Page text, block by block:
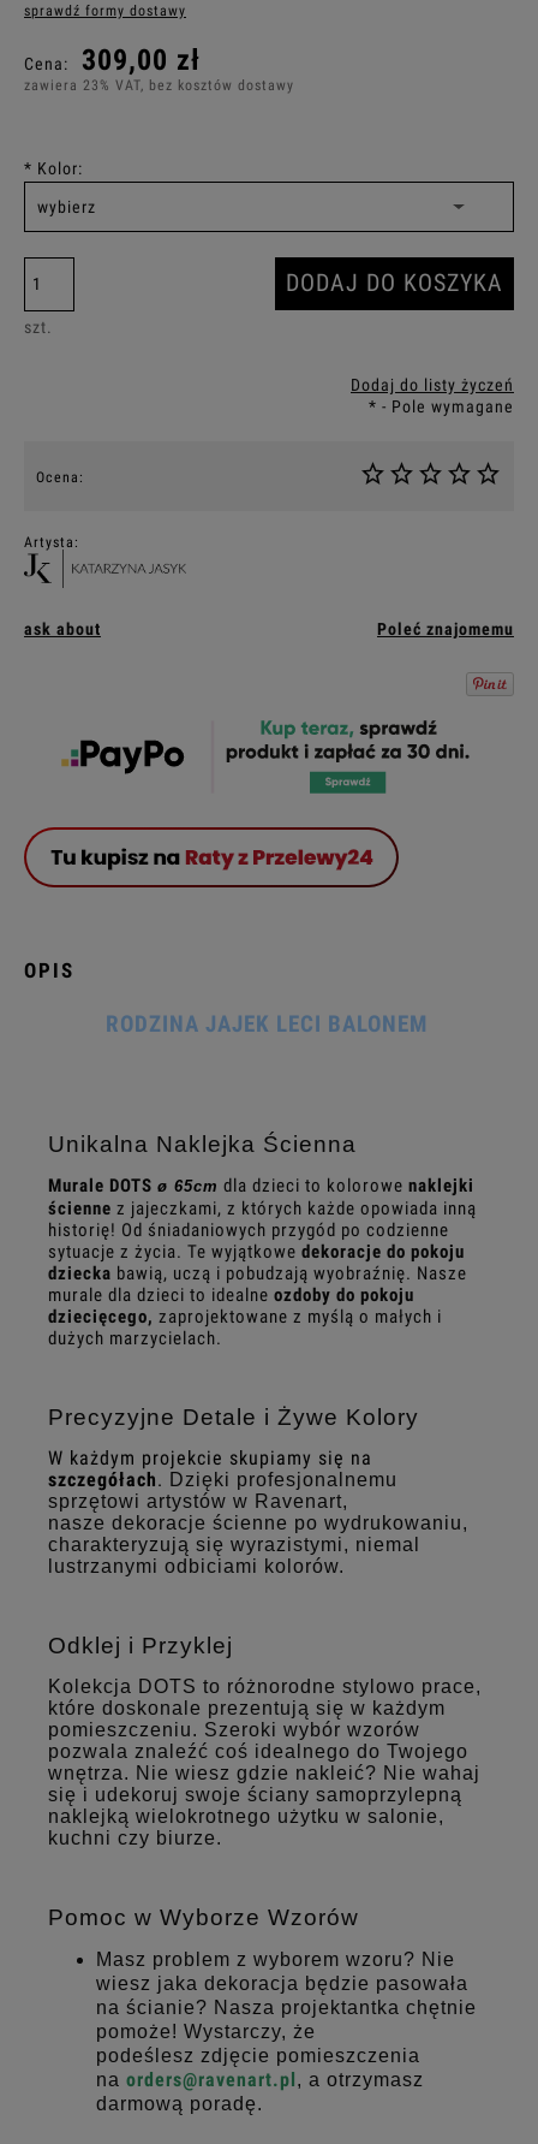
Cena nie zawiera ewentualnych kosztów płatności
sprawdź formy dostawy
Cena: 309,00 zł
zawiera 23% VAT, bez kosztów dostawy
* Kolor:
szt.
DODAJ DO KOSZYKA
Dodaj do listy życzeń
* - Pole wymagane
Ocena:
Artysta:
ask about Poleć znajomemu
OPIS
RODZINA JAJEK LECI BALONEM
Unikalna Naklejka Ścienna
Murale DOTS ø 65cm dla dzieci to kolorowe naklejki
ścienne z jajeczkami, z których każde opowiada inną
historię! Od śniadaniowych przygód po codzienne
sytuacje z życia. Te wyjątkowe dekoracje do pokoju
dziecka bawią, uczą i pobudzają wyobraźnię. Nasze
murale dla dzieci to idealne ozdoby do pokoju
dziecięcego, zaprojektowane z myślą o małych i
dużych marzycielach.
Precyzyjne Detale i Żywe Kolory
W każdym projekcie skupiamy się na
szczegółach. Dzięki profesjonalnemu
sprzętowi artystów w Ravenart,
nasze dekoracje ścienne po wydrukowaniu,
charakteryzują się wyrazistymi, niemal
lustrzanymi odbiciami kolorów.
Odklej i Przyklej
Kolekcja DOTS to różnorodne stylowo prace,
które doskonale prezentują się w każdym
pomieszczeniu. Szeroki wybór wzorów
pozwala znaleźć coś idealnego do Twojego
wnętrza. Nie wiesz gdzie nakleić? Nie wahaj
się i udekoruj swoje ściany samoprzylepną
naklejką wielokrotnego użytku w salonie,
kuchni czy biurze.
Pomoc w Wyborze Wzorów
Masz problem z wyborem wzoru? Nie
wiesz jaka dekoracja będzie pasowała
na ścianie? Nasza projektantka chętnie
pomoże! Wystarczy, że
podeślesz zdjęcie pomieszczenia
na orders@ravenart.pl, a otrzymasz
darmową poradę.